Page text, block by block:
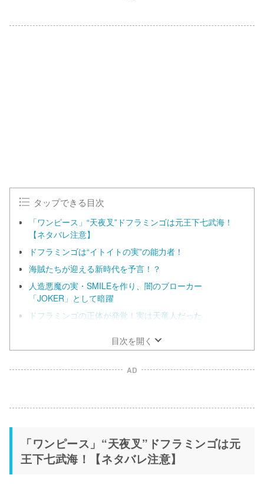
タップできる目次
「ワンピース」“天夜叉”ドフラミンゴは元王下七武海！
【ネタバレ注意】
ドフラミンゴは“イトイトの実”の能力者！
海賊たちが迎える新時代を予言！？
人造悪魔の実・SMILEを作り、闇のブローカー
「JOKER」として暗躍
ドフラミンゴの正体が発覚！実は天竜人だった
目次を開く
AD
「ワンピース」“天夜叉”ドフラミンゴは元
王下七武海！【ネタバレ注意】